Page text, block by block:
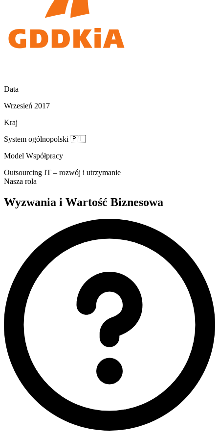
Data
Wrzesień 2017
Kraj
System ogólnopolski 🇵🇱
Model Współpracy
Outsourcing IT – rozwój i utrzymanie
Nasza rola
Wyzwania i Wartość Biznesowa